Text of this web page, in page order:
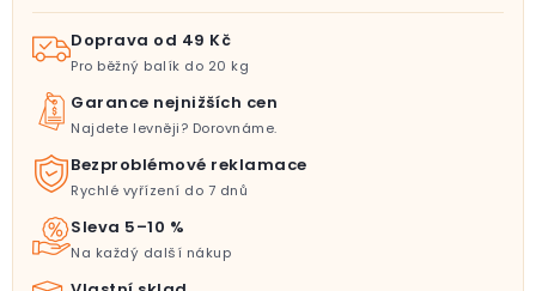
Doprava od 49 Kč
Pro běžný balík do 20 kg
Garance nejnižších cen
Najdete levněji? Dorovnáme.
Bezproblémové reklamace
Rychlé vyřízení do 7 dnů
Sleva 5–10 %
Na každý další nákup